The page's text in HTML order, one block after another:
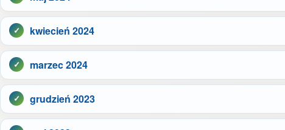
kwiecień 2024
marzec 2024
grudzień 2023